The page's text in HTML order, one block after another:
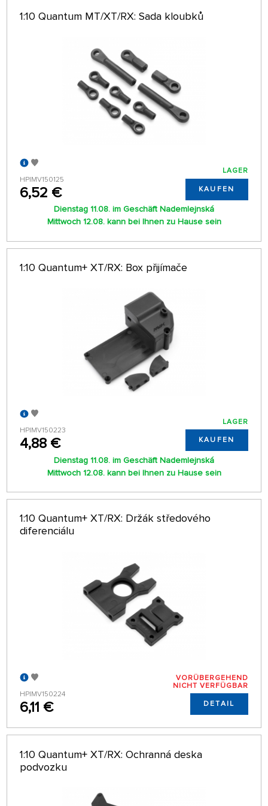
1:10 Quantum MT/XT/RX: Sada kloubků
HPIMV150125
6,52 €
LAGER
KAUFEN
Dienstag 11.08. im Geschäft Nademlejnská
Mittwoch 12.08. kann bei Ihnen zu Hause sein
1:10 Quantum+ XT/RX: Box přijímače
HPIMV150223
4,88 €
LAGER
KAUFEN
Dienstag 11.08. im Geschäft Nademlejnská
Mittwoch 12.08. kann bei Ihnen zu Hause sein
1:10 Quantum+ XT/RX: Držák středového
diferenciálu
HPIMV150224
6,11 €
VORÜBERGEHEND
NICHT VERFÜGBAR
DETAIL
1:10 Quantum+ XT/RX: Ochranná deska
podvozku